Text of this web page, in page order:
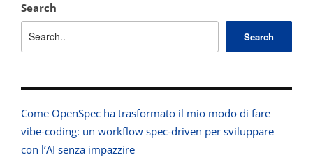
Search
Search
Come OpenSpec ha trasformato il mio modo di fare
vibe-coding: un workflow spec-driven per sviluppare
con l’AI senza impazzire